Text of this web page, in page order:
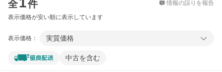
全 件 情報の誤りを報告
表示価格が安い順に表示しています
表示価格： 実質価格
中古を含む